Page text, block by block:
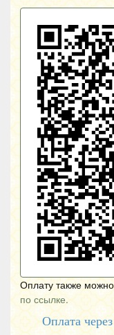
Оплату также
по ссылке.
Оплата